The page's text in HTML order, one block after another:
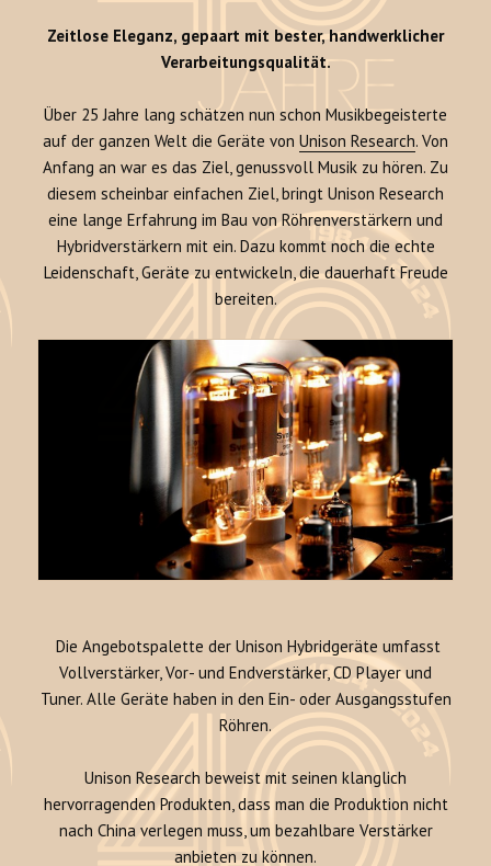
Zeitlose Eleganz, gepaart mit bester, handwerklicher
Verarbeitungsqualität.
Über 25 Jahre lang schätzen nun schon Musikbegeisterte
auf der ganzen Welt die Geräte von Unison Research. Von
Anfang an war es das Ziel, genussvoll Musik zu hören. Zu
diesem scheinbar einfachen Ziel, bringt Unison Research
eine lange Erfahrung im Bau von Röhrenverstärkern und
Hybridverstärkern mit ein. Dazu kommt noch die echte
Leidenschaft, Geräte zu entwickeln, die dauerhaft Freude
bereiten.
Die Angebotspalette der Unison Hybridgeräte umfasst
Vollverstärker, Vor- und Endverstärker, CD Player und
Tuner. Alle Geräte haben in den Ein- oder Ausgangsstufen
Röhren.
Unison Research beweist mit seinen klanglich
hervorragenden Produkten, dass man die Produktion nicht
nach China verlegen muss, um bezahlbare Verstärker
anbieten zu können.